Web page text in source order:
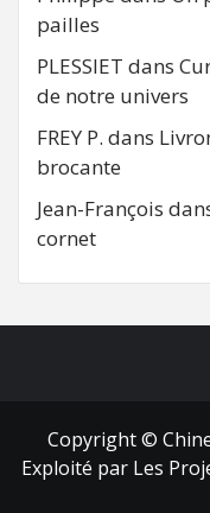
pailles
PLESSIET dans
de notre univers
FREY P. dans
brocante
Jean-François
cornet
Copyright ©
Exploité par Les